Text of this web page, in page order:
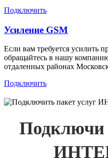
Подключить
Усиление GSM
Если вам требуется усилить
обращайтесь в нашу
отдаленных районах
Подключить
Подключи